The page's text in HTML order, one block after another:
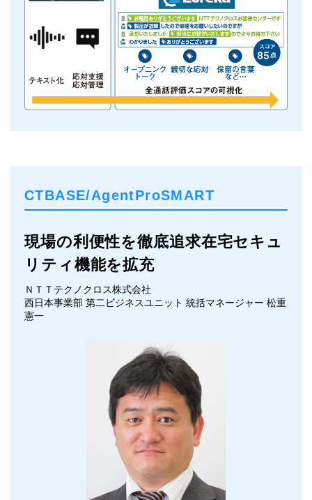
CTBASE/AgentProSMART
現場の利便性を徹底追求在宅セキュ
リティ機能を拡充
ＮＴＴテクノクロス株式会社
西日本事業部 第二ビジネスユニット 統括マネージャー 松重
憲一